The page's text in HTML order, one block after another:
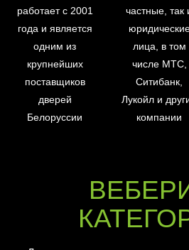
работает с 2001
года и является
одним из
крупнейших
поставщиков
дверей
Белоруссии
частные, так
лица, в том
числе МТС,
Ситибанк,
Лукойл и
компании